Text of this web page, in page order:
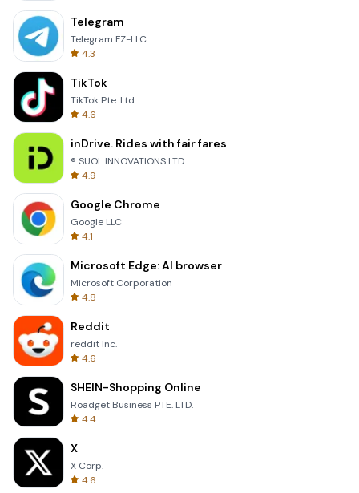
Telegram
Telegram FZ-LLC
4.3
TikTok
TikTok Pte. Ltd.
4.6
inDrive. Rides with fair fares
® SUOL INNOVATIONS LTD
4.9
Google Chrome
Google LLC
4.1
Microsoft Edge: AI browser
Microsoft Corporation
4.8
Reddit
reddit Inc.
4.6
SHEIN-Shopping Online
Roadget Business PTE. LTD.
4.4
X
X Corp.
4.6